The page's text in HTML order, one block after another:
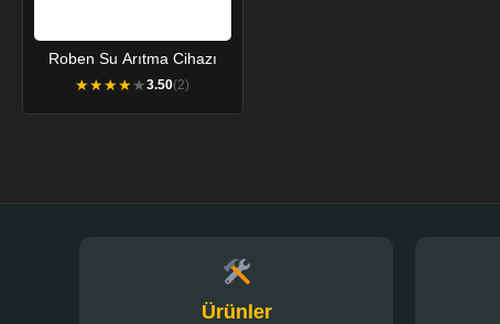
Roben Su Arıtma Cihazı
★★★★★3.50(2)
Ürünler